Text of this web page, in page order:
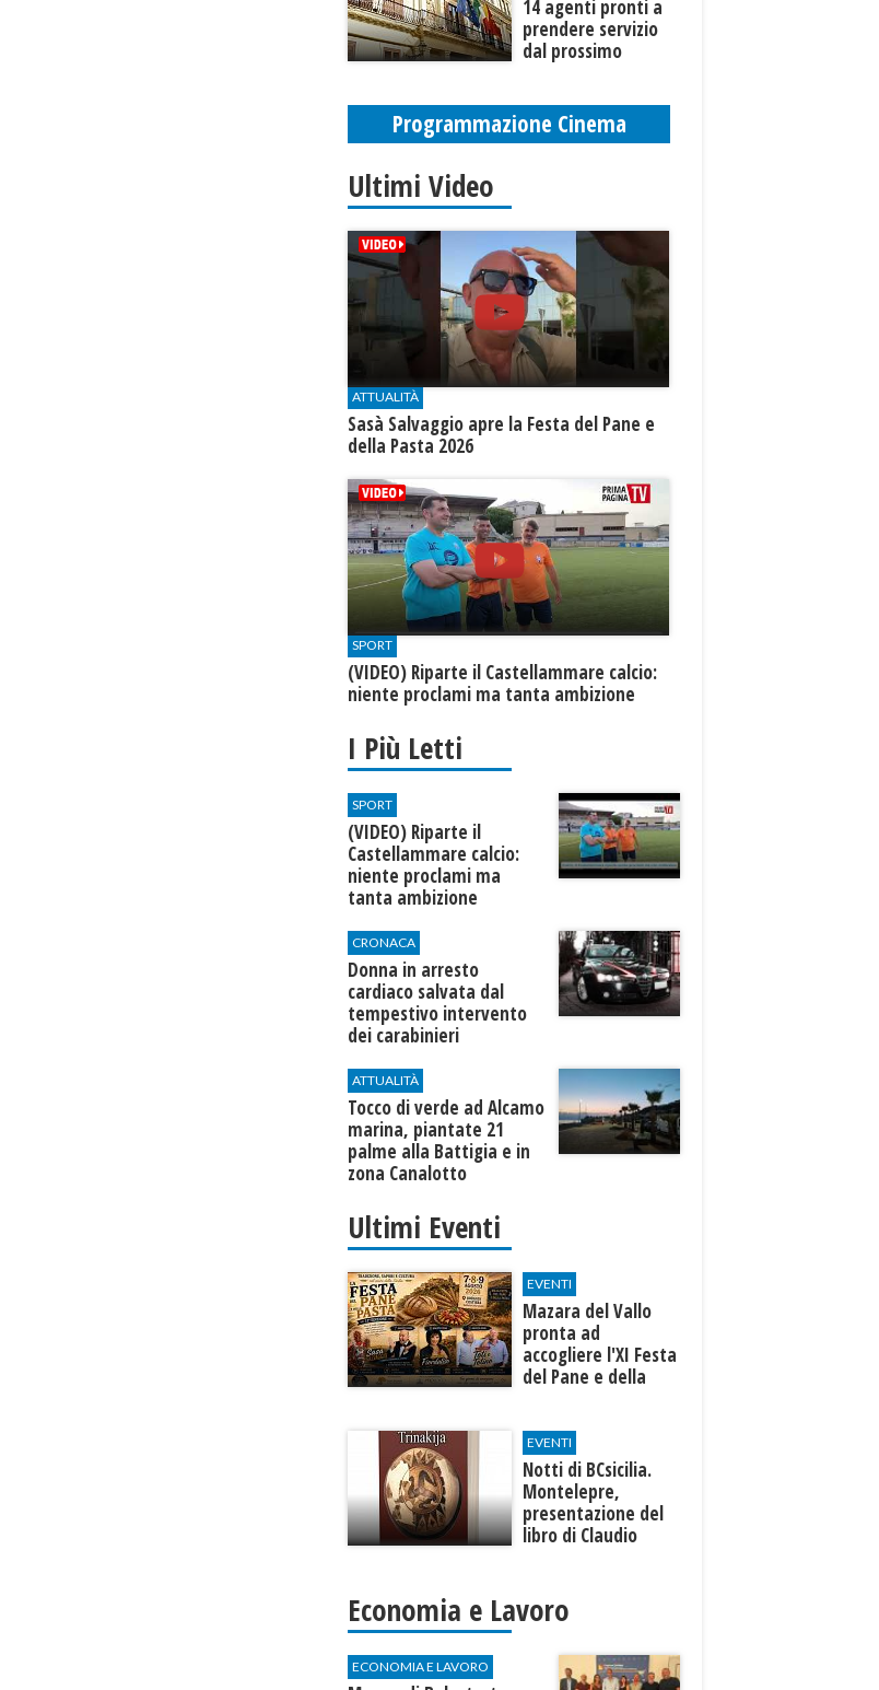
14 agenti pronti a
prendere servizio
dal prossimo
Programmazione Cinema
Ultimi Video
ATTUALITÀ
Sasà Salvaggio apre la Festa del Pane e
della Pasta 2026
SPORT
(VIDEO) Riparte il Castellammare calcio:
niente proclami ma tanta ambizione
I Più Letti
SPORT
(VIDEO) Riparte il
Castellammare calcio:
niente proclami ma
tanta ambizione
CRONACA
Donna in arresto
cardiaco salvata dal
tempestivo intervento
dei carabinieri
ATTUALITÀ
Tocco di verde ad Alcamo
marina, piantate 21
palme alla Battigia e in
zona Canalotto
Ultimi Eventi
EVENTI
Mazara del Vallo
pronta ad
accogliere l'XI Festa
del Pane e della
EVENTI
Notti di BCsicilia.
Montelepre,
presentazione del
libro di Claudio
Economia e Lavoro
ECONOMIA E LAVORO